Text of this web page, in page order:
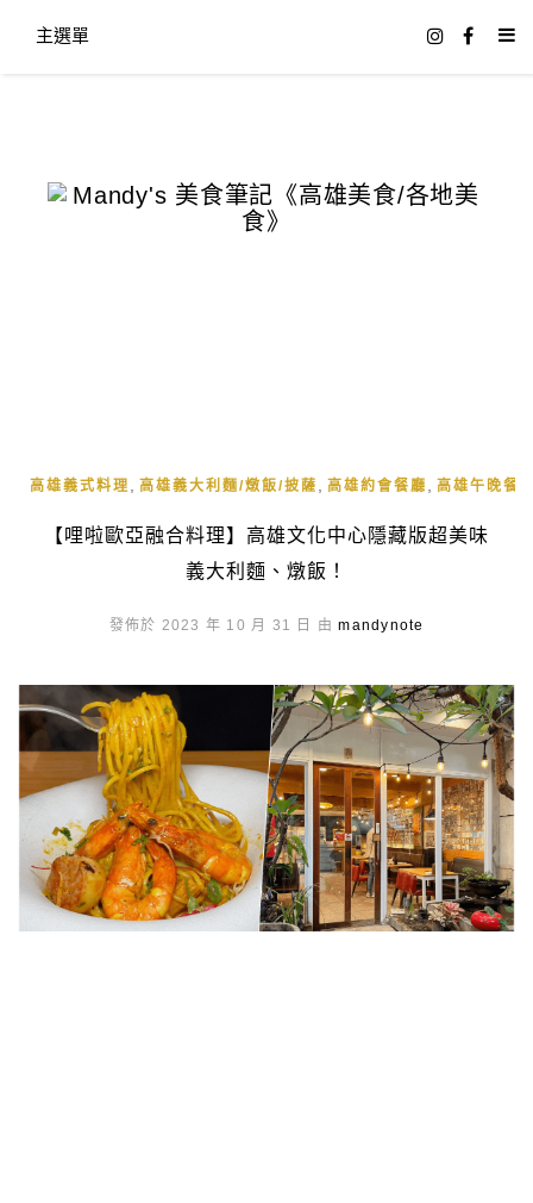
主選單
高雄義式料理 高雄義大利麵/燉飯/披薩 高雄約會餐廳 高雄午晚餐
【哩啦歐亞融合料理】高雄文化中心隱藏版超美味
義大利麵、燉飯！
發佈於 2023 年 10 月 31 日 由mandynote